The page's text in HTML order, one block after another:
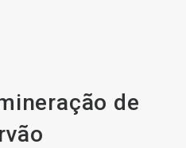
de